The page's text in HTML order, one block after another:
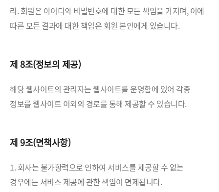
라. 회원은 아이디와 비밀번호에 대한 모든 책임을 가지며, 이에
따른 모든 결과에 대한 책임은 회원 본인에게 있습니다.
제 8조(정보의 제공)
해당 웹사이트의 관리자는 웹사이트를 운영함에 있어 각종
정보를 웹사이트 이외의 경로를 통해 제공할 수 있습니다.
제 9조(면책사항)
1. 회사는 불가항력으로 인하여 서비스를 제공할 수 없는
경우에는 서비스 제공에 관한 책임이 면제됩니다.